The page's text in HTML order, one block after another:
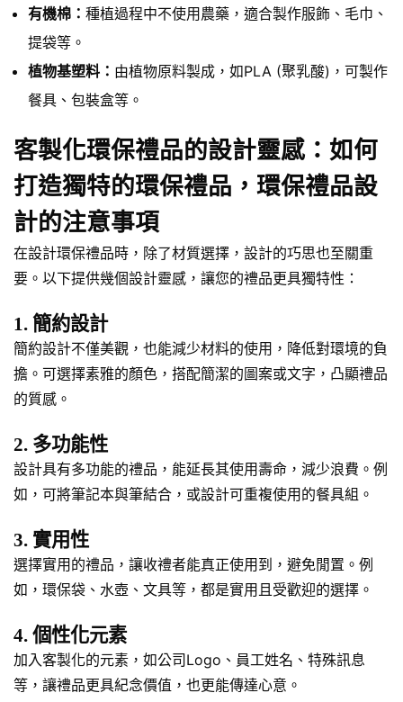
有機棉： 種植過程中不使用農藥，適合製作服飾、毛巾、
提袋等。
植物基塑料： 由植物原料製成，如PLA (聚乳酸)，可製作
餐具、包裝盒等。
客製化環保禮品的設計靈感：如何
打造獨特的環保禮品，環保禮品設
計的注意事項
在設計環保禮品時，除了材質選擇，設計的巧思也至關重
要。以下提供幾個設計靈感，讓您的禮品更具獨特性：
1. 簡約設計
簡約設計不僅美觀，也能減少材料的使用，降低對環境的負
擔。可選擇素雅的顏色，搭配簡潔的圖案或文字，凸顯禮品
的質感。
2. 多功能性
設計具有多功能的禮品，能延長其使用壽命，減少浪費。例
如，可將筆記本與筆結合，或設計可重複使用的餐具組。
3. 實用性
選擇實用的禮品，讓收禮者能真正使用到，避免閒置。例
如，環保袋、水壺、文具等，都是實用且受歡迎的選擇。
4. 個性化元素
加入客製化的元素，如公司Logo、員工姓名、特殊訊息
等，讓禮品更具紀念價值，也更能傳達心意。